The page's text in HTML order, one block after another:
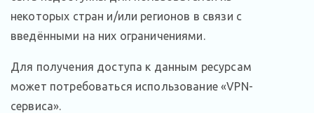
некоторых стран и/или регионов в связи с
введёнными на них ограничениями.
Для получения доступа к данным ресурсам
может потребоваться использование «VPN-
сервиса».